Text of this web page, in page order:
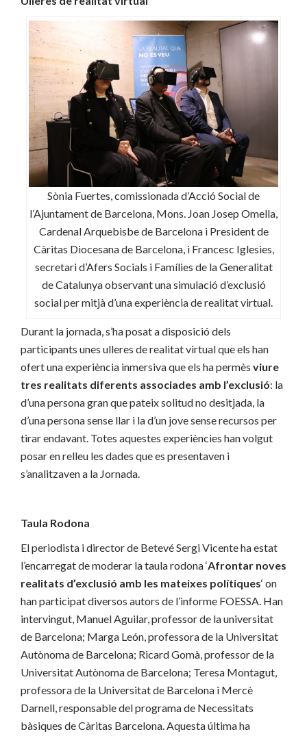
Sònia Fuertes, comissionada d’Acció Social de
l’Ajuntament de Barcelona, Mons. Joan Josep Omella,
Cardenal Arquebisbe de Barcelona i President de
Càritas Diocesana de Barcelona, i Francesc Iglesies,
secretari d’Afers Socials i Famílies de la Generalitat
de Catalunya observant una simulació d’exclusió
social per mitjà d’una experiència de realitat virtual.
Durant la jornada, s’ha posat a disposició dels
participants unes ulleres de realitat virtual que els han
ofert una experiència inmersiva que els ha permès viure
tres realitats diferents associades amb l’exclusió: la
d’una persona gran que pateix solitud no desitjada, la
d’una persona sense llar i la d’un jove sense recursos per
tirar endavant. Totes aquestes experiències han volgut
posar en relleu les dades que es presentaven i
s’analitzaven a la Jornada.
Taula Rodona
El periodista i director de Betevé Sergi Vicente ha estat
l’encarregat de moderar la taula rodona ‘Afrontar noves
realitats d’exclusió amb les mateixes polítiques‘ on
han participat diversos autors de l’informe FOESSA. Han
intervingut, Manuel Aguilar, professor de la universitat
de Barcelona; Marga León, professora de la Universitat
Autònoma de Barcelona; Ricard Gomà, professor de la
Universitat Autònoma de Barcelona; Teresa Montagut,
professora de la Universitat de Barcelona i Mercè
Darnell, responsable del programa de Necessitats
bàsiques de Càritas Barcelona. Aquesta última ha